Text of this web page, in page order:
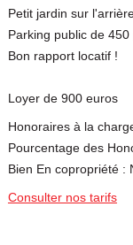
Petit jardin sur
Parking public de 450
Bon rapport locatif !
Loyer de 900 euros
Honoraires à la
Pourcentage des
Bien En copropriété :
Consulter nos tarifs